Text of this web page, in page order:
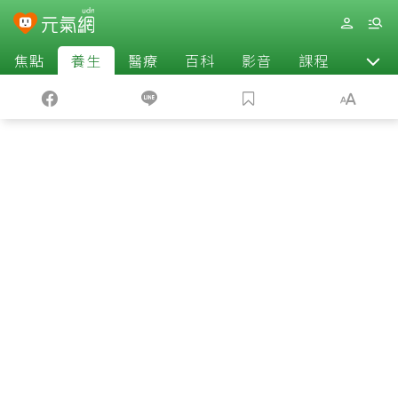
焦點 養生 醫療 百科 影音 課程 退休